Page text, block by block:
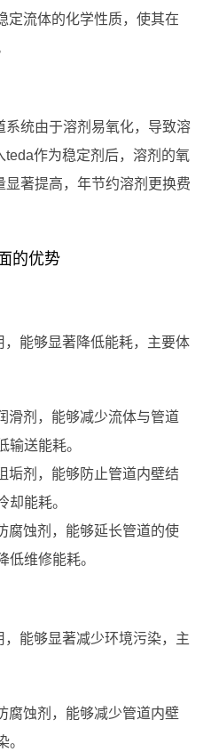
定流体的化学性质，使其在
统由于溶剂易氧化，导致溶
作为稳定剂后，溶剂的氧
著提高，年节约溶剂更换费
的优势
能够显著降低能耗，主要体
滑剂，能够减少流体与管道
输送能耗。
垢剂，能够防止管道内壁结
却能耗。
腐蚀剂，能够延长管道的使
低维修能耗。
能够显著减少环境污染，主
腐蚀剂，能够减少管道内壁
。